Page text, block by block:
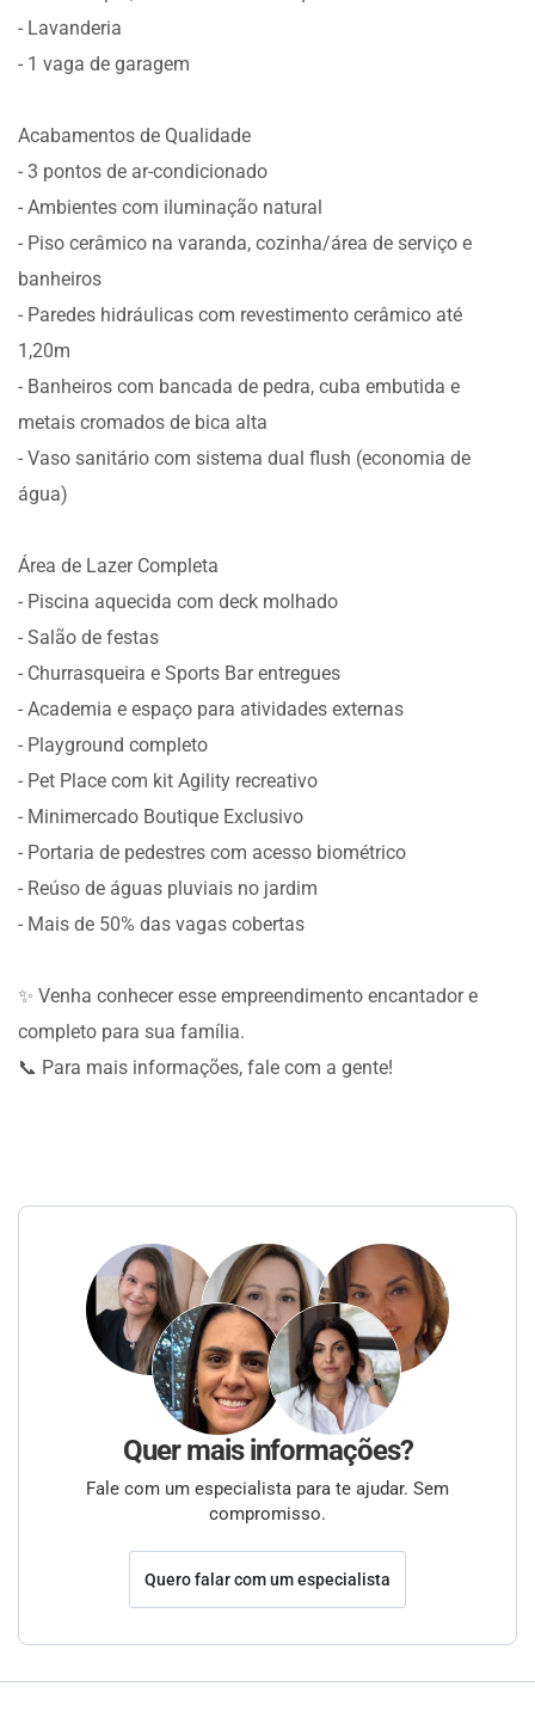
- Lavanderia
- 1 vaga de garagem
Acabamentos de Qualidade
- 3 pontos de ar-condicionado
- Ambientes com iluminação natural
- Piso cerâmico na varanda, cozinha/área de serviço e
banheiros
- Paredes hidráulicas com revestimento cerâmico até
1,20m
- Banheiros com bancada de pedra, cuba embutida e
metais cromados de bica alta
- Vaso sanitário com sistema dual flush (economia de
água)
Área de Lazer Completa
- Piscina aquecida com deck molhado
- Salão de festas
- Churrasqueira e Sports Bar entregues
- Academia e espaço para atividades externas
- Playground completo
- Pet Place com kit Agility recreativo
- Minimercado Boutique Exclusivo
- Portaria de pedestres com acesso biométrico
- Reúso de águas pluviais no jardim
- Mais de 50% das vagas cobertas
✨ Venha conhecer esse empreendimento encantador e
completo para sua família.
📞 Para mais informações, fale com a gente!
Quer mais informações?
Fale com um especialista para te ajudar. Sem
compromisso.
Quero falar com um especialista